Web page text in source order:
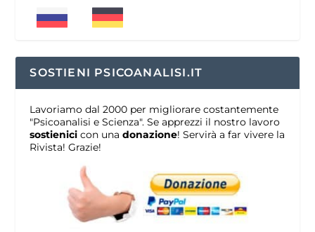
SOSTIENI PSICOANALISI.IT
Lavoriamo dal 2000 per migliorare costantemente
"Psicoanalisi e Scienza". Se apprezzi il nostro lavoro
sostienici con unadonazione! Servirà a far vivere la
Rivista! Grazie!